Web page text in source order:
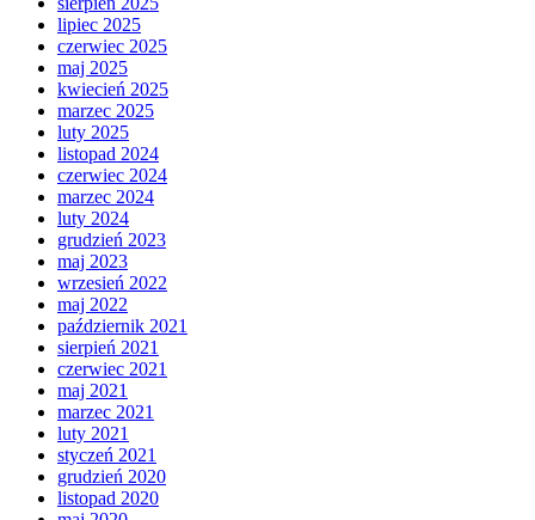
lipiec 2025
czerwiec 2025
maj 2025
kwiecień 2025
marzec 2025
luty 2025
listopad 2024
czerwiec 2024
marzec 2024
luty 2024
grudzień 2023
maj 2023
wrzesień 2022
maj 2022
październik 2021
sierpień 2021
czerwiec 2021
maj 2021
marzec 2021
luty 2021
styczeń 2021
grudzień 2020
listopad 2020